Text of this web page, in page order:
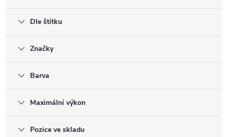
Dle štítku
Značky
Barva
Maximální výkon
Pozice ve skladu